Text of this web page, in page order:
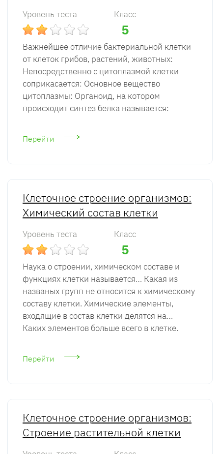
Уровень теста Класс
5
Важнейшее отличие бактериальной клетки
от клеток грибов, растений, животных:
Непосредственно с цитоплазмой клетки
соприкасается: Основное вещество
цитоплазмы: Органоид, на котором
происходит синтез белка называется:
Перейти
Клеточное строение организмов:
Химический состав клетки
Уровень теста Класс
5
Наука о строении, химическом составе и
функциях клетки называется… Какая из
названых групп не относится к химическому
составу клетки. Химические элементы,
входящие в состав клетки делятся на…
Каких элементов больше всего в клетке.
Перейти
Клеточное строение организмов:
Строение растительной клетки